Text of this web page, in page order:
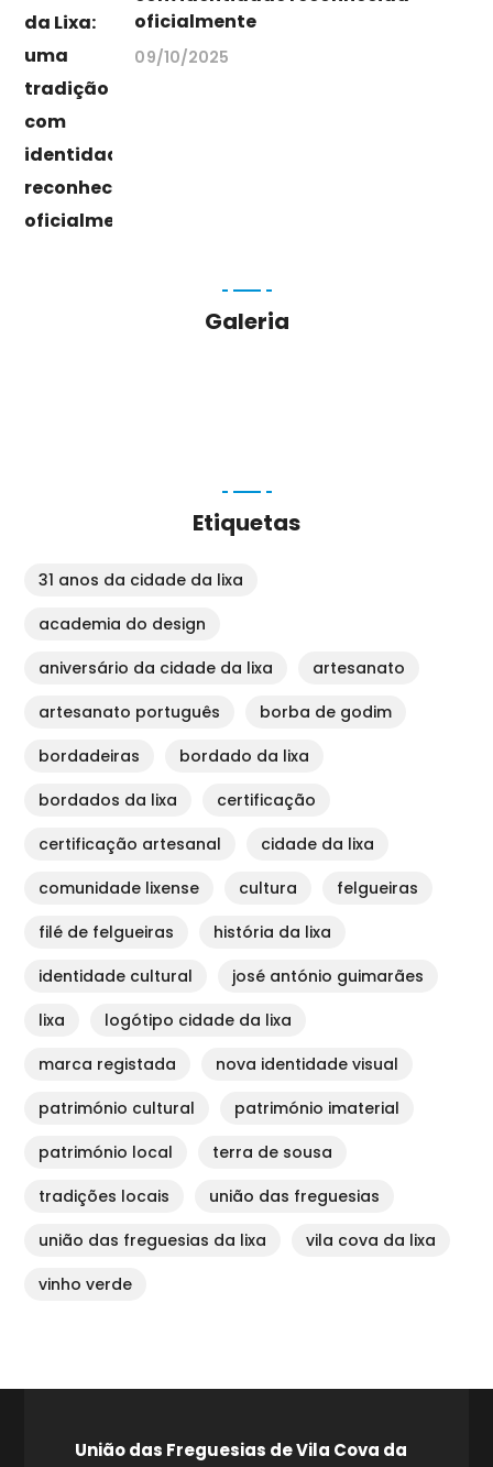
oficialmente
09/10/2025
Galeria
Etiquetas
31 anos da cidade da lixa
academia do design
aniversário da cidade da lixa
artesanato
artesanato português
borba de godim
bordadeiras
bordado da lixa
bordados da lixa
certificação
certificação artesanal
cidade da lixa
comunidade lixense
cultura
felgueiras
filé de felgueiras
história da lixa
identidade cultural
josé antónio guimarães
lixa
logótipo cidade da lixa
marca registada
nova identidade visual
património cultural
património imaterial
património local
terra de sousa
tradições locais
união das freguesias
união das freguesias da lixa
vila cova da lixa
vinho verde
União das Freguesias de Vila Cova da